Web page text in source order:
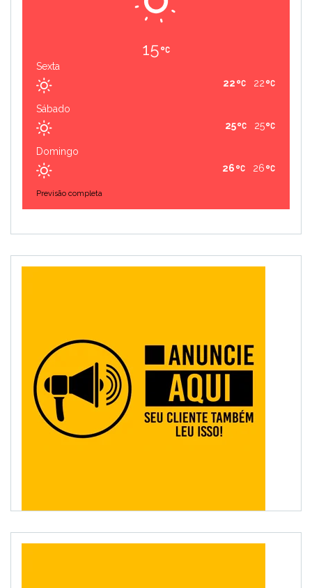
15
Sexta
22
22
Sábado
25
25
Domingo
26
26
Previsão completa